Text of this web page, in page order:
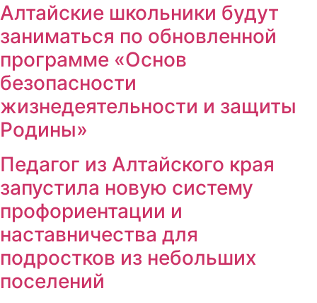
Алтайские школьники будут
заниматься по обновленной
программе «Основ
безопасности
жизнедеятельности и защиты
Родины»
Педагог из Алтайского края
запустила новую систему
профориентации и
наставничества для
подростков из небольших
поселений